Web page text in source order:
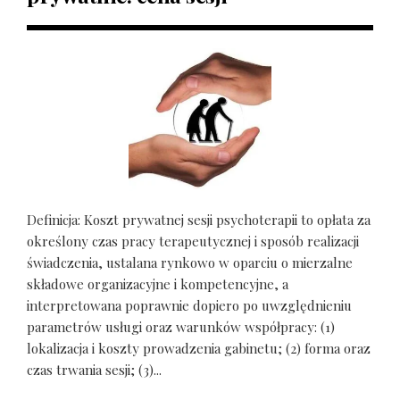
Definicja: Koszt prywatnej sesji psychoterapii to opłata za
określony czas pracy terapeutycznej i sposób realizacji
świadczenia, ustalana rynkowo w oparciu o mierzalne
składowe organizacyjne i kompetencyjne, a
interpretowana poprawnie dopiero po uwzględnieniu
parametrów usługi oraz warunków współpracy: (1)
lokalizacja i koszty prowadzenia gabinetu; (2) forma oraz
czas trwania sesji; (3)...